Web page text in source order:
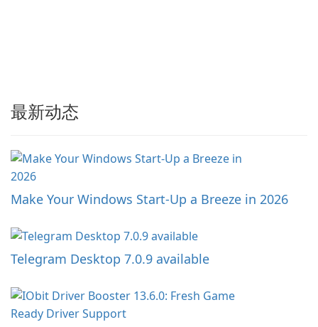
最新动态
Make Your Windows Start-Up a Breeze in 2026
Telegram Desktop 7.0.9 available